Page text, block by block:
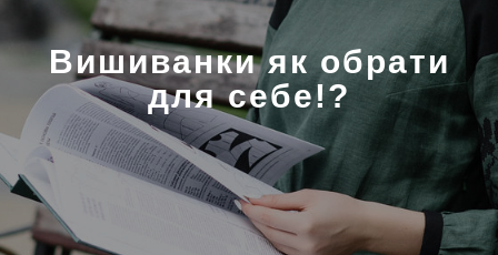
Вишиванки як обрати
для себе!?